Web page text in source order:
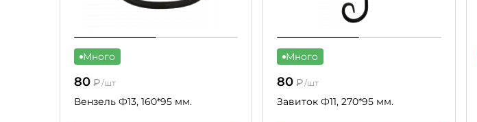
Много
80 ₽/шт
Вензель Ф13, 160*95 мм.
Много
80 ₽/шт
Завиток Ф11, 270*95 мм.